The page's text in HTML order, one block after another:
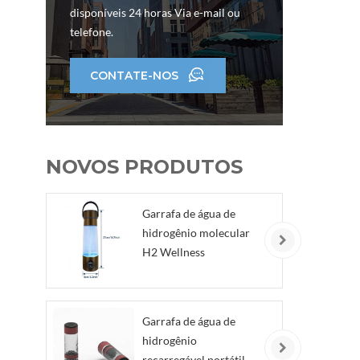
disponíveis 24 horas Via e-mail ou
telefone.
CONTATE-NOS
NOVOS PRODUTOS
Garrafa de água de
hidrogênio molecular
H2 Wellness
Garrafa de água de
hidrogênio